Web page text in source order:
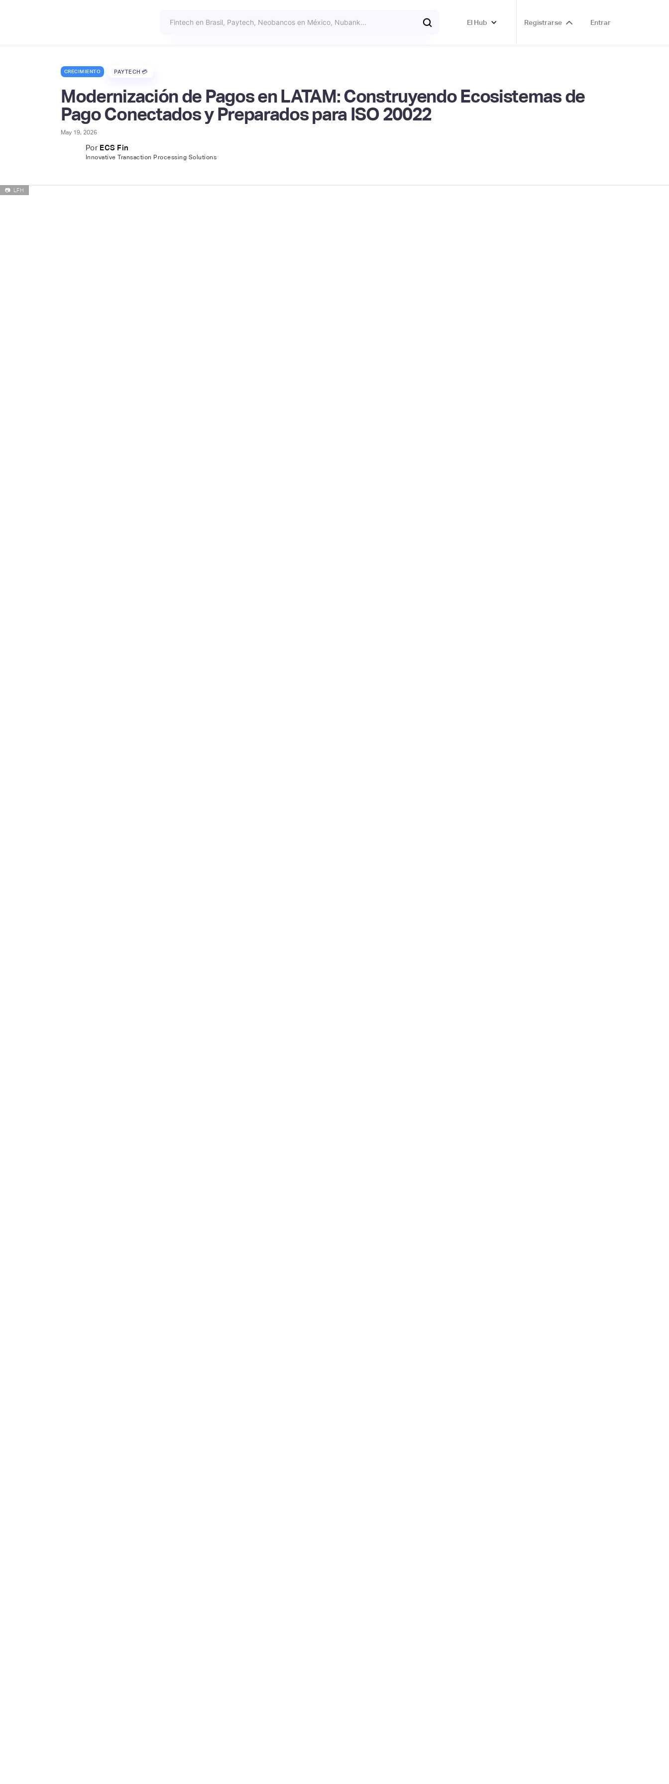
El Hub Registrarse Entrar
CRECIMIENTO PAYTECH 💳
Modernización de Pagos en LATAM: Construyendo Ecosistemas de
Pago Conectados y Preparados para ISO 20022
May 19, 2026
Por ECS Fin
Innovative Transaction Processing Solutions
📷 LFH